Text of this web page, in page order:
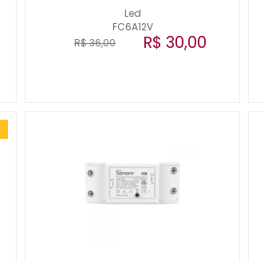
Led
FC6A12V
R$ 36,00 R$ 30,00